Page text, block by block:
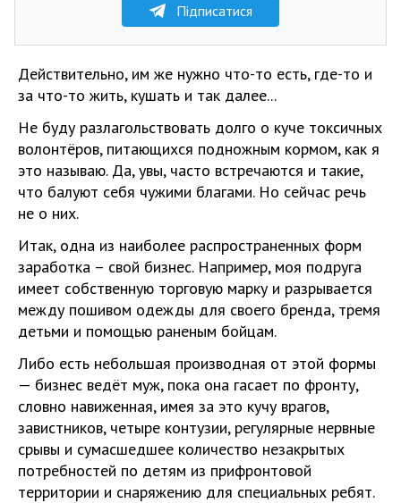
Підписатися
Действительно, им же нужно что-то есть, где-то и
за что-то жить, кушать и так далее...
Не буду разлагольствовать долго о куче токсичных
волонтёров, питающихся подножным кормом, как я
это называю. Да, увы, часто встречаются и такие,
что балуют себя чужими благами. Но сейчас речь
не о них.
Итак, одна из наиболее распространенных форм
заработка – свой бизнес. Например, моя подруга
имеет собственную торговую марку и разрывается
между пошивом одежды для своего бренда, тремя
детьми и помощью раненым бойцам.
Либо есть небольшая производная от этой формы
— бизнес ведёт муж, пока она гасает по фронту,
словно навиженная, имея за это кучу врагов,
завистников, четыре контузии, регулярные нервные
срывы и сумасшедшее количество незакрытых
потребностей по детям из прифронтовой
территории и снаряжению для специальных ребят.